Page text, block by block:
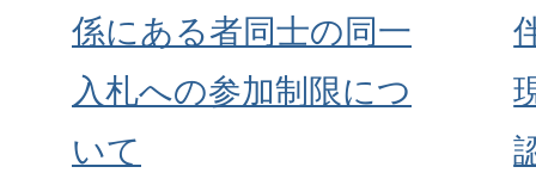
係にある者同士の同一
入札への参加制限につ
いて